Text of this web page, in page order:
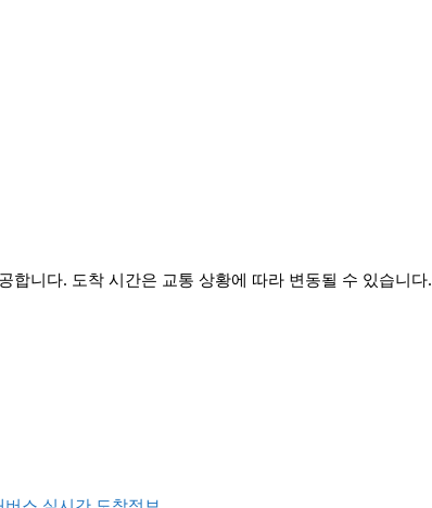
니다. 도착 시간은 교통 상황에 따라 변동될 수 있습니다.